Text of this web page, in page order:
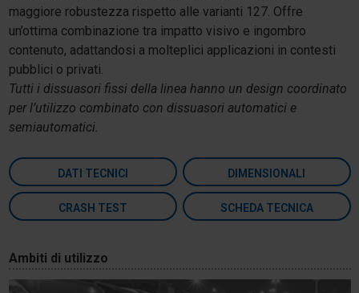
maggiore robustezza rispetto alle varianti 127. Offre
un’ottima combinazione tra impatto visivo e ingombro
contenuto, adattandosi a molteplici applicazioni in contesti
pubblici o privati.
Tutti i dissuasori fissi della linea hanno un design coordinato
per l’utilizzo combinato con dissuasori automatici e
semiautomatici.
DATI TECNICI DIMENSIONALI
CRASH TEST SCHEDA TECNICA
Ambiti di utilizzo